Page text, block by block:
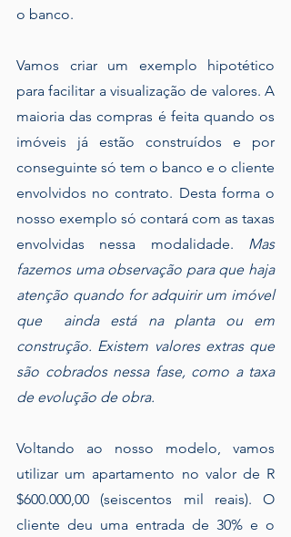
o banco.
Vamos criar um exemplo hipotético
para facilitar a visualização de valores. A
maioria das compras é feita quando os
imóveis já estão construídos e por
conseguinte só tem o banco e o cliente
envolvidos no contrato. Desta forma o
nosso exemplo só contará com as taxas
envolvidas nessa modalidade. Mas
fazemos uma observação para que haja
atenção quando for adquirir um imóvel
que  ainda está na planta ou em
construção. Existem valores extras que
são cobrados nessa fase, como a taxa
de evolução de obra.
Voltando ao nosso modelo, vamos
utilizar um apartamento no valor de R
$600.000,00 (seiscentos mil reais). O
cliente deu uma entrada de 30% e o